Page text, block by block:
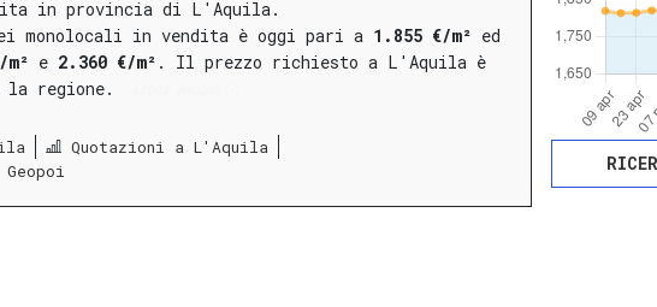
in provincia di L'Aquila.
in vendita è oggi pari a 1.855 €/m² ed
e 2.360 €/m² . Il prezzo richiesto a L'Aquila è
regione.
Quotazioni a L'Aquila
Geopoi